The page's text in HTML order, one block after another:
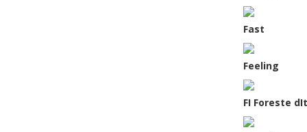
Fast
Feeling
FI Foreste